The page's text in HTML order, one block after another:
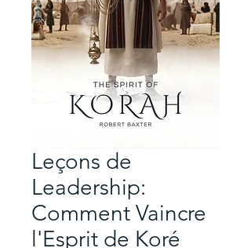
Leçons de
Leadership:
Comment Vaincre
l'Esprit de Koré